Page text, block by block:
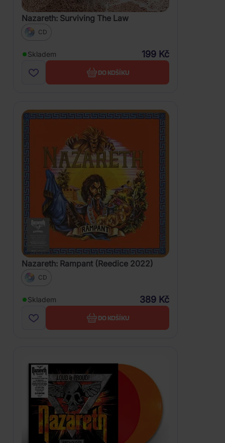
Nazareth: Surviving The Law
CD
Skladem 199 Kč
DO KOŠÍKU
Nazareth: Rampant (Reedice 2022)
CD
Skladem 389 Kč
DO KOŠÍKU